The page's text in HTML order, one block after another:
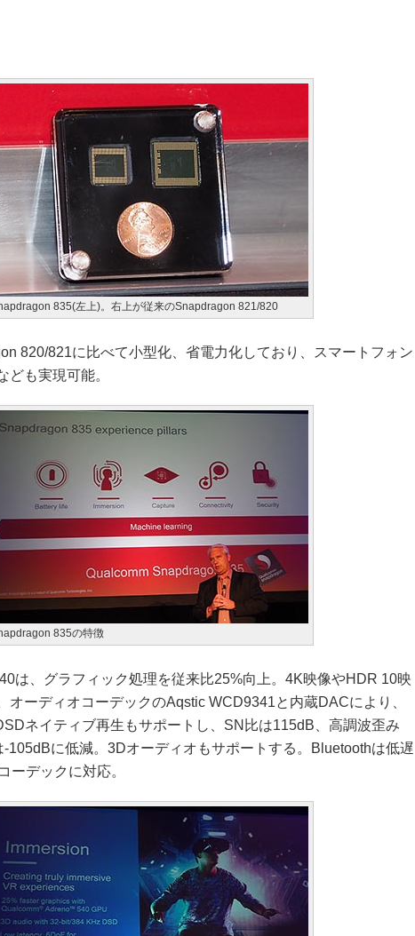
835(左上)。右上が従来のSnapdragon 821/820
820/821に比べて小型化、省電力化しており、スマートフォン
ども実現可能。
835の特徴
は、グラフィック処理を従来比25%向上。4K映像やHDR 10映
オーディオコーデックのAqstic WCD9341と内蔵DACにより、
ネイティブ再生もサポートし、SN比は115dB、高調波歪み
105dBに低減。3Dオーディオもサポートする。Bluetoothは低遅
ーデックに対応。